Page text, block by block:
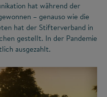
hat während der
– genauso wie die
hat der Stifterverband in
gestellt. In der Pandemie
ausgezahlt.